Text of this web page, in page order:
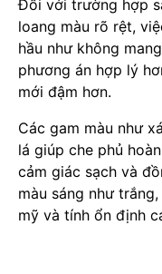
Đối với trường hợp
loang màu rõ rệt,
hầu như không
phương án hợp lý
mới đậm hơn.
Các gam màu như
lá giúp che phủ
cảm giác sạch và
màu sáng như
mỹ và tính ổn định